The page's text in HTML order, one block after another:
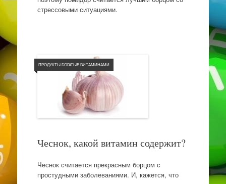
стрессовыми ситуациями.
ПРОДУКТЫ БОГАТЫЕ ВИТАМИНАМИ
Чеснок, какой витамин содержит?
Чеснок считается прекрасным борцом с
простудными заболеваниями. И, кажется, что